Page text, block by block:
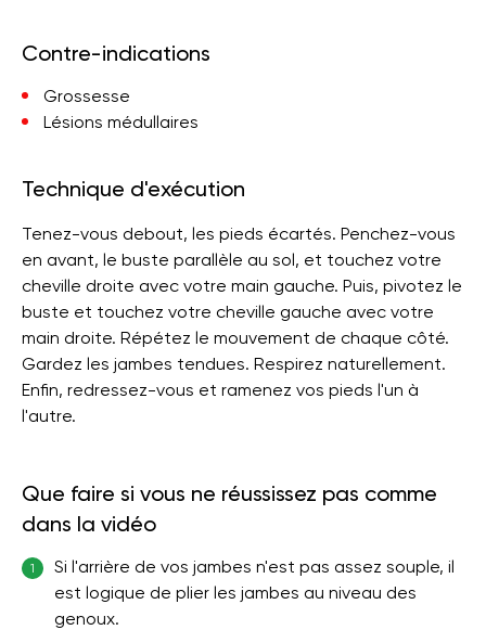
Contre-indications
Grossesse
Lésions médullaires
Technique d'exécution
Tenez-vous debout, les pieds écartés. Penchez-vous
en avant, le buste parallèle au sol, et touchez votre
cheville droite avec votre main gauche. Puis, pivotez le
buste et touchez votre cheville gauche avec votre
main droite. Répétez le mouvement de chaque côté.
Gardez les jambes tendues. Respirez naturellement.
Enfin, redressez-vous et ramenez vos pieds l'un à
l'autre.
Que faire si vous ne réussissez pas comme
dans la vidéo
1
Si l'arrière de vos jambes n'est pas assez souple, il
est logique de plier les jambes au niveau des
genoux.